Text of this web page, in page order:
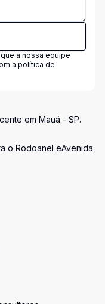
a nossa equipe
a política de
em Mauá - SP.
o Rodoanel eAvenida